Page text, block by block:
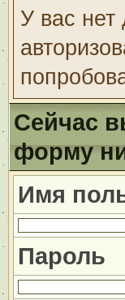
У вас нет
Сейчас
форму
Имя
Пароль